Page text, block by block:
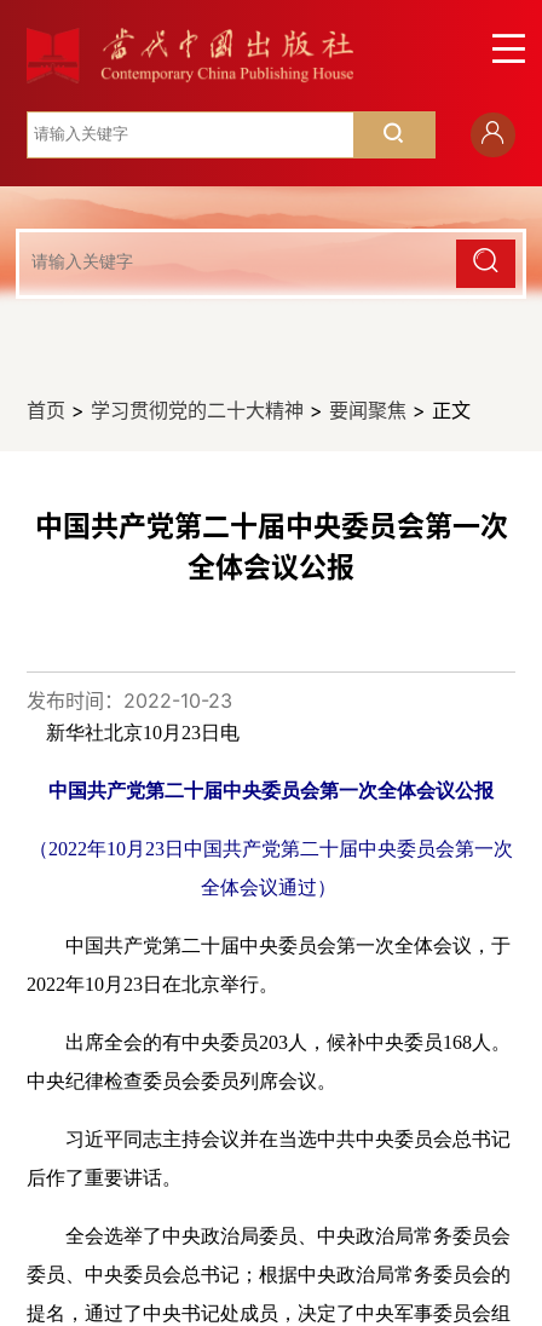
首页 > 学习贯彻党的二十大精神 >要闻聚焦 > 正文
中国共产党第二十届中央委员会第一次
全体会议公报
发布时间：2022-10-23
新华社北京10月23日电
中国共产党第二十届中央委员会第一次全体会议公报
（2022年10月23日中国共产党第二十届中央委员会第一次
全体会议通过）
中国共产党第二十届中央委员会第一次全体会议，于
2022年10月23日在北京举行。
出席全会的有中央委员203人，候补中央委员168人。
中央纪律检查委员会委员列席会议。
习近平同志主持会议并在当选中共中央委员会总书记
后作了重要讲话。
全会选举了中央政治局委员、中央政治局常务委员会
委员、中央委员会总书记；根据中央政治局常务委员会的
提名，通过了中央书记处成员，决定了中央军事委员会组